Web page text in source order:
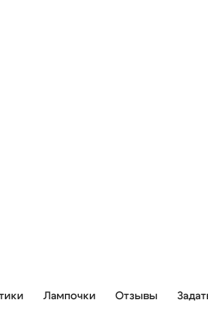
Лампочки Отзывы